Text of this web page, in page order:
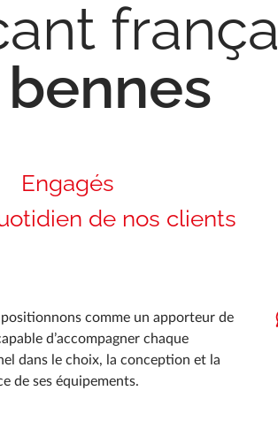
bennes
Engagés
de nos clients
comme un apporteur de
d’accompagner chaque
dans le choix, la conception et la
de ses équipements.